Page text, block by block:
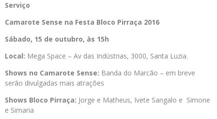
Serviço
Camarote Sense na Festa Bloco Pirraça 2016
Sábado, 15 de outubro, às 15h
Local: Mega Space – Av das Indústrias, 3000, Santa Luzia.
Shows no Camarote Sense: Banda do Marcão – em breve
serão divulgadas mais atrações
Shows Bloco Pirraça: Jorge e Matheus, Ivete Sangalo e Simone
e Simaria